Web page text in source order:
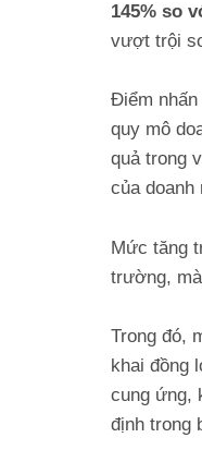
145% so
vượt trội
Điểm nhấn
quy mô
quả trong
của doanh
Mức tăng
trường,
Trong đó,
khai đồng
cung ứng,
định trong